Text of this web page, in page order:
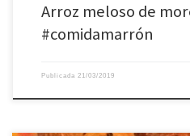
Arroz meloso de
#comidamarrón
Publicada 21/03/2019